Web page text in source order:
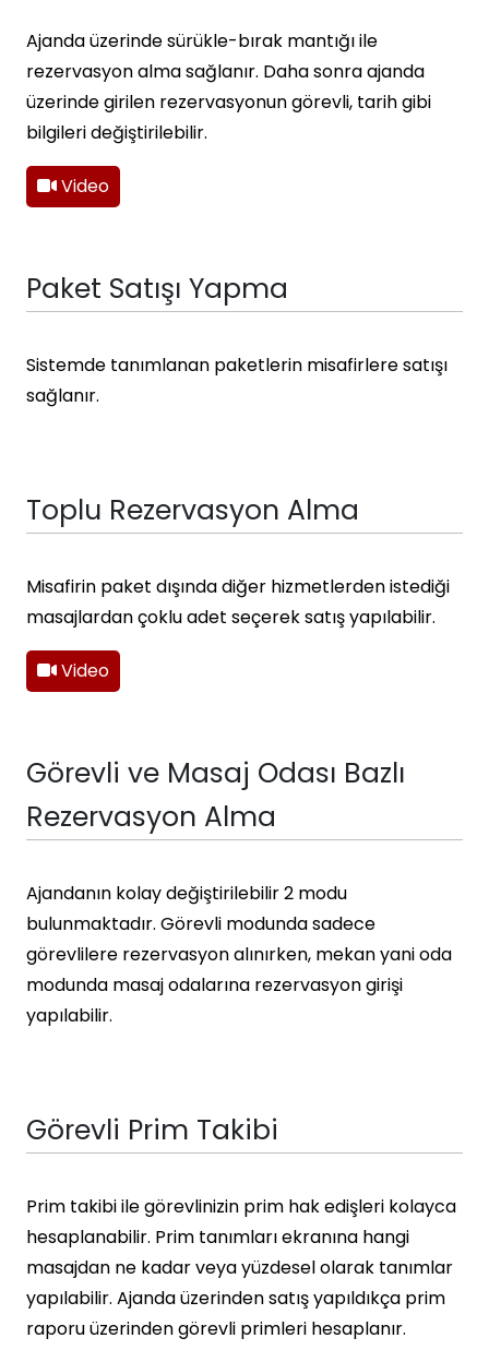
Ajanda üzerinde sürükle-bırak mantığı ile
rezervasyon alma sağlanır. Daha sonra ajanda
üzerinde girilen rezervasyonun görevli, tarih gibi
bilgileri değiştirilebilir.
Video
Paket Satışı Yapma
Sistemde tanımlanan paketlerin misafirlere satışı
sağlanır.
Toplu Rezervasyon Alma
Misafirin paket dışında diğer hizmetlerden istediği
masajlardan çoklu adet seçerek satış yapılabilir.
Video
Görevli ve Masaj Odası Bazlı
Rezervasyon Alma
Ajandanın kolay değiştirilebilir 2 modu
bulunmaktadır. Görevli modunda sadece
görevlilere rezervasyon alınırken, mekan yani oda
modunda masaj odalarına rezervasyon girişi
yapılabilir.
Görevli Prim Takibi
Prim takibi ile görevlinizin prim hak edişleri kolayca
hesaplanabilir. Prim tanımları ekranına hangi
masajdan ne kadar veya yüzdesel olarak tanımlar
yapılabilir. Ajanda üzerinden satış yapıldıkça prim
raporu üzerinden görevli primleri hesaplanır.